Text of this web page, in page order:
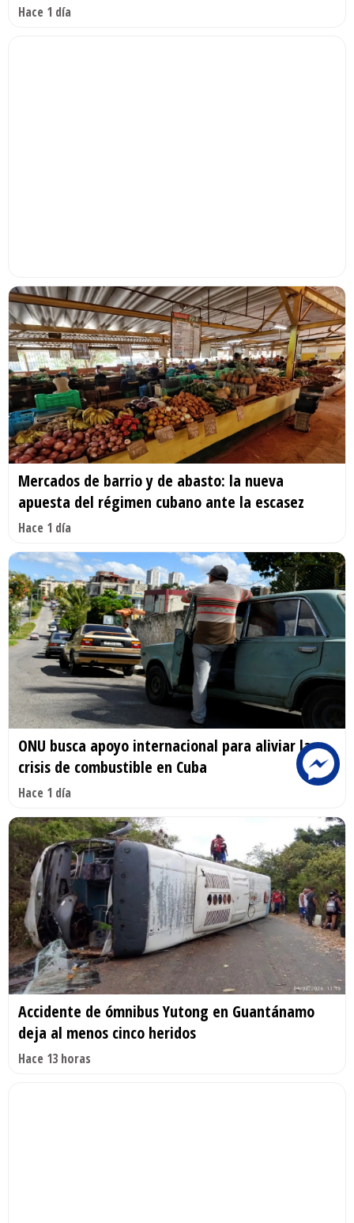
Hace 1 día
Mercados de barrio y de abasto: la nueva
apuesta del régimen cubano ante la escasez
Hace 1 día
ONU busca apoyo internacional para aliviar la
crisis de combustible en Cuba
Hace 1 día
Accidente de ómnibus Yutong en Guantánamo
deja al menos cinco heridos
Hace 13 horas